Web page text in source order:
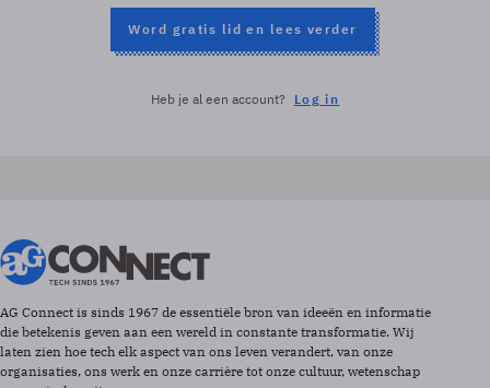
Word gratis lid en lees verder
Heb je al een account? Log in
AG Connect is sinds 1967 de essentiële bron van ideeën en informatie
die betekenis geven aan een wereld in constante transformatie. Wij
laten zien hoe tech elk aspect van ons leven verandert, van onze
organisaties, ons werk en onze carrière tot onze cultuur, wetenschap